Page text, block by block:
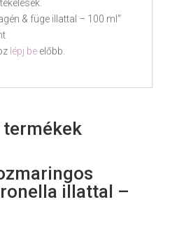
& füge illattal – 100 ml”
lépj beelőbb.
termékek
illattal –